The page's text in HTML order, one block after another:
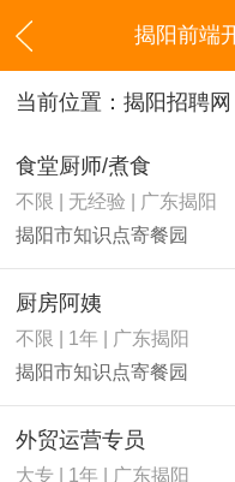
当前位置： 揭阳招聘网
食堂厨师/煮食
不限 | 无经验 | 广东揭阳
揭阳市知识点寄餐园
厨房阿姨
不限 | 1年 | 广东揭阳
揭阳市知识点寄餐园
外贸运营专员
大专 | 1年 | 广东揭阳